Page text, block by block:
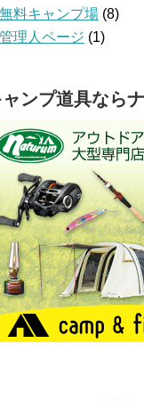
無料キャンプ場 (8)
管理人ページ (1)
ャンプ道具なら